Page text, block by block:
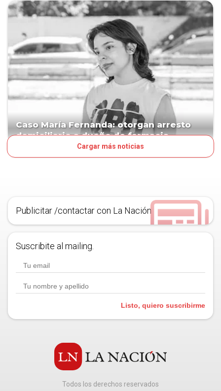
Caso María Fernanda: otorgan arresto
domiciliario a dueño de farmacia
Cargar más noticias
Publicitar /contactar con La Nación
Suscribite al mailing.
Listo, quiero suscribirme
Todos los derechos reservados